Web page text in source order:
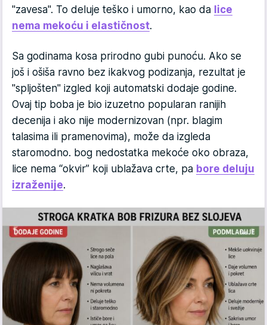
"zavesa". To deluje teško i umorno, kao da lice
nema mekoću i elastičnost.
Sa godinama kosa prirodno gubi punoću. Ako se
još i ošiša ravno bez ikakvog podizanja, rezultat je
"spljošten" izgled koji automatski dodaje godine.
Ovaj tip boba je bio izuzetno popularan ranijih
decenija i ako nije modernizovan (npr. blagim
talasima ili pramenovima), može da izgleda
staromodno. bog nedostatka mekoće oko obraza,
lice nema “okvir” koji ublažava crte, pa bore deluju
izraženije.